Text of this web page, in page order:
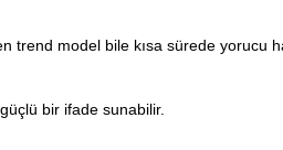
trend model bile kısa sürede yorucu
bir ifade sunabilir.